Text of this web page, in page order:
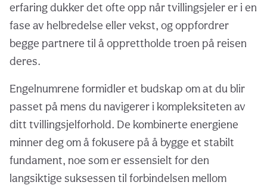
erfaring dukker det ofte opp når tvillingsjeler er i en
fase av helbredelse eller vekst, og oppfordrer
begge partnere til å opprettholde troen på reisen
deres.
Engelnumrene formidler et budskap om at du blir
passet på mens du navigerer i kompleksiteten av
ditt tvillingsjelforhold. De kombinerte energiene
minner deg om å fokusere på å bygge et stabilt
fundament, noe som er essensielt for den
langsiktige suksessen til forbindelsen mellom